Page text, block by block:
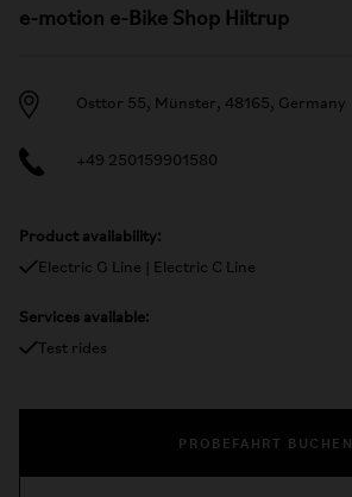
e-motion e-Bike Shop Hiltrup
Osttor 55, Münster, 48165, Germany
+49 250159901580
Product availability:
Electric G Line | Electric C Line
Services available:
Test rides
PROBEFAHRT BUCHEN